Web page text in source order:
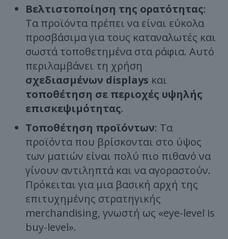
Βελτιστοποίηση της ορατότητας:
Τα προϊόντα πρέπει να είναι εύκολα
προσβάσιμα για τους καταναλωτές και
σωστά τοποθετημένα στα ράφια. Αυτό
περιλαμβάνει τη χρήση
σχεδιασμένων displays και
τοποθέτηση σε περιοχές υψηλής
επισκεψιμότητας.
Τοποθέτηση προϊόντων: Τα
προϊόντα που βρίσκονται στο ύψος
των ματιών είναι πολύ πιο πιθανό να
γίνουν αντιληπτά και να αγοραστούν.
Πρόκειται για μια βασική αρχή της
επιτυχημένης στρατηγικής
merchandising, γνωστή ως «eye-level is
buy-level».